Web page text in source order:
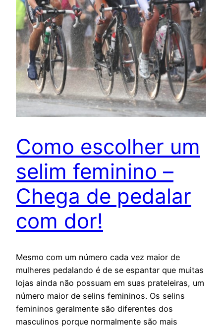
Como escolher um
selim feminino –
Chega de pedalar
com dor!
Mesmo com um número cada vez maior de
mulheres pedalando é de se espantar que muitas
lojas ainda não possuam em suas prateleiras, um
número maior de selins femininos. Os selins
femininos geralmente são diferentes dos
masculinos porque normalmente são mais